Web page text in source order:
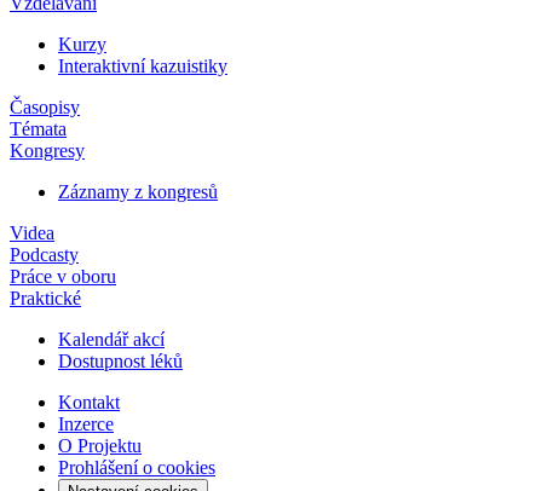
Kurzy
Interaktivní kazuistiky
Časopisy
Témata
Kongresy
Záznamy z kongresů
Videa
Podcasty
Práce v oboru
Praktické
Kalendář akcí
Dostupnost léků
Kontakt
Inzerce
O Projektu
Prohlášení o cookies